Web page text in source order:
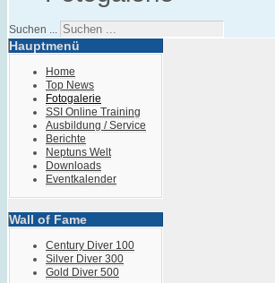
Suchen ...
Hauptmenü
Home
Top News
Fotogalerie
SSI Online Training
Ausbildung / Service
Berichte
Neptuns Welt
Downloads
Eventkalender
Wall of Fame
Century Diver 100
Silver Diver 300
Gold Diver 500